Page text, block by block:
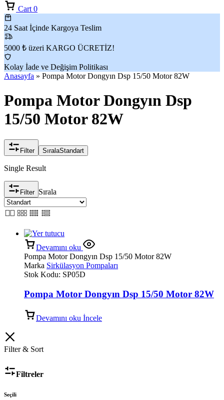
Cart 0
24 Saat İçinde Kargoya Teslim
5000 ₺ üzeri KARGO ÜCRETİZ!
Kolay İade ve Değişim Politikası
Anasayfa » Pompa Motor Dongyın Dsp 15/50 Motor 82W
Pompa Motor Dongyın Dsp
15/50 Motor 82W
Filter SıralaStandart
Single Result
Filter Sırala
Devamını oku
Pompa Motor Dongyın Dsp 15/50 Motor 82W
Marka Sirkülasyon Pompaları
Stok Kodu: SP05D
Pompa Motor Dongyın Dsp 15/50 Motor 82W
Devamını oku İncele
Filter & Sort
Filtreler
Seçili